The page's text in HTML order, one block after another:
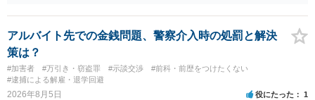
やカウンセリング・治療の内容 ・利用している再犯防止策（例えば保
護観察所と連携した職業支援の内容や具体的な就労・監督状況） ・監
督者の証言 など、証拠で担保された客観性と実現可能性があるもので
なければあまり意味がありません。 もともと執行猶予が狙える事案で
あれば本人の反省の言葉だけで十分であり、実刑となるか微妙な事案
では、本人が再発防止策をいくら述べてもほとんど効果は望めないと
アルバイト先での金銭問題、警察介入時の処罰と解決
策は？
#加害者 #万引き・窃盗罪 #示談交渉
#前科・前歴をつけたくない
#逮捕による解雇・退学回避
2026年8月5日 役にたった 1